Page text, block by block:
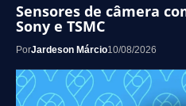
Sensores de câmera
Sony e TSMC
PorJardeson Márcio10/08/2026